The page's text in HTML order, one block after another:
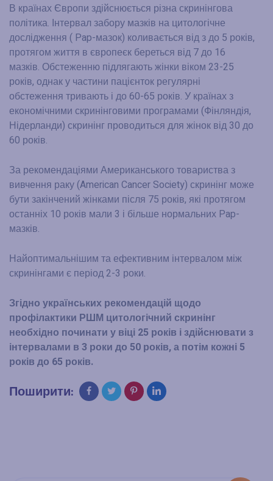
В країнах Європи здійснюється різна скринінгова
політика. Інтервал забору мазків на цитологічне
дослідження ( Pap-мазок) коливається від з до 5 років,
протягом життя в європеєк береться від 7 до 16
мазків. Обстеженню підлягають жінки віком 23-25
років, однак у частини пацієнток регулярні
обстеження тривають і до 60-65 років. У країнах з
економічними скринінговими програмами (Фінляндія,
Нідерланди) скринінг проводиться для жінок від 30 до
60 років.
За рекомендаціями Американського товариства з
вивчення раку (American Cancer Society) скринінг може
бути закінчений жінками після 75 років, які протягом
останніх 10 років мали 3 і більше нормальних Pap-
мазків.
Найоптимальнішим та ефективним інтервалом між
скринінгами є період 2-3 роки.
Згідно українських рекомендацій щодо
профілактики РШМ цитологічний скринінг
необхідно починати у віці 25 років і здійснювати з
інтервалами в 3 роки до 50 років, а потім кожні 5
років до 65 років.
Поширити: